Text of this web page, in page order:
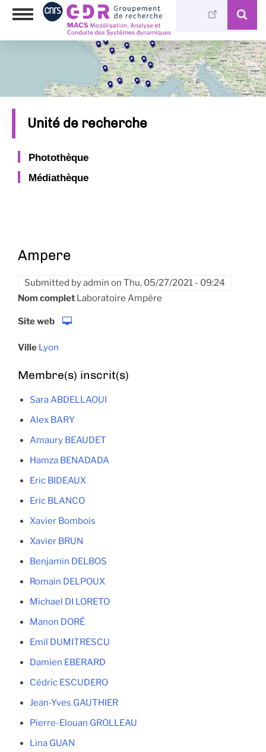
Skip
Toggle
Unité de recherche
Photothèque
Médiathèque
Ampere
Submitted byadmin on Thu, 05/27/2021 - 09:24
Nom complet Laboratoire Ampère
Site web
Ville Lyon
Membre(s) inscrit(s)
Sara ABDELLAOUI
Alex BARY
Amaury BEAUDET
Hamza BENADADA
Eric BIDEAUX
Eric BLANCO
Xavier Bombois
Xavier BRUN
Benjamin DELBOS
Romain DELPOUX
Michael DI LORETO
Manon DORÉ
Emil DUMITRESCU
Damien EBERARD
Cédric ESCUDERO
Jean-Yves GAUTHIER
Pierre-Elouan GROLLEAU
Lina GUAN